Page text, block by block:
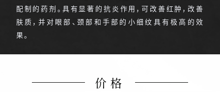
配制的药剂。具有显著的抗炎作用，可改善红肿，改善
肤质，并对眼部、颈部和手部的小细纹具有极高的效
果。
价格